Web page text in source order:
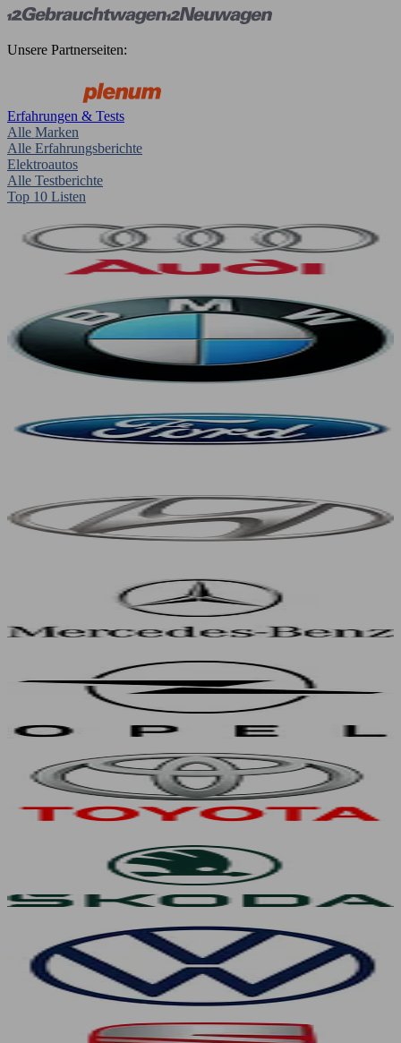
Unsere Partnerseiten:
Erfahrungen & Tests
Alle Marken
Alle Erfahrungsberichte
Elektroautos
Alle Testberichte
Top 10 Listen